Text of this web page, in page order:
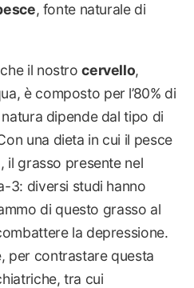
, fonte naturale di
il nostrocervello,
è composto per l’80% di
dipende dal tipo di
una dieta in cui il pesce
il grasso presente nel
3: diversi studi hanno
di questo grasso al
la depressione.
per contrastare questa
tra cui